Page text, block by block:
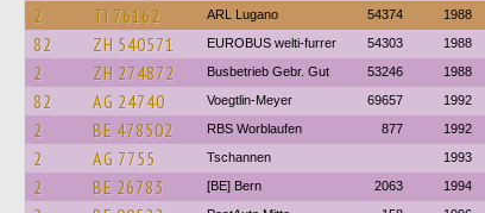
2 TI 76162 ARL Lugano 54374 1988
82 ZH 540571 EUROBUS welti-furrer 54303 1988
2 ZH 274872 Busbetrieb Gebr. Gut 53246 1988
82 AG 24740 Voegtlin-Meyer 69657 1992
2 BE 478502 RBS Worblaufen 877 1992
2 AG 7755 Tschannen 1993
2 BE 26783 [BE] Bern 2063 1994